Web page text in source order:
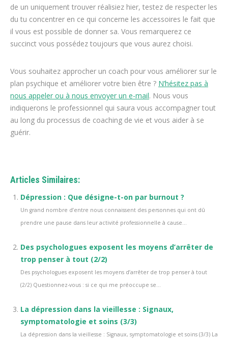
de un uniquement trouver réalisiez hier, testez de respecter les
du tu concentrer en ce qui concerne les accessoires le fait que
il vous est possible de donner sa. Vous remarquerez ce
succinct vous possédez toujours que vous aurez choisi.
Vous souhaitez approcher un coach pour vous améliorer sur le
plan psychique et améliorer votre bien être ? N’hésitez pas à
nous appeler ou à nous envoyer un e-mail. Nous vous
indiquerons le professionnel qui saura vous accompagner tout
au long du processus de coaching de vie et vous aider à se
guérir.
Articles Similaires:
Dépression : Que désigne-t-on par burnout ?
Un grand nombre d’entre nous connaissent des personnes qui ont dû
prendre une pause dans leur activité professionnelle à cause...
Des psychologues exposent les moyens d’arrêter de
trop penser à tout (2/2)
Des psychologues exposent les moyens d’arrêter de trop penser à tout
(2/2) Questionnez-vous : si ce qui me préoccupe se...
La dépression dans la vieillesse : Signaux,
symptomatologie et soins (3/3)
La dépression dans la vieillesse : Signaux, symptomatologie et soins (3/3) La